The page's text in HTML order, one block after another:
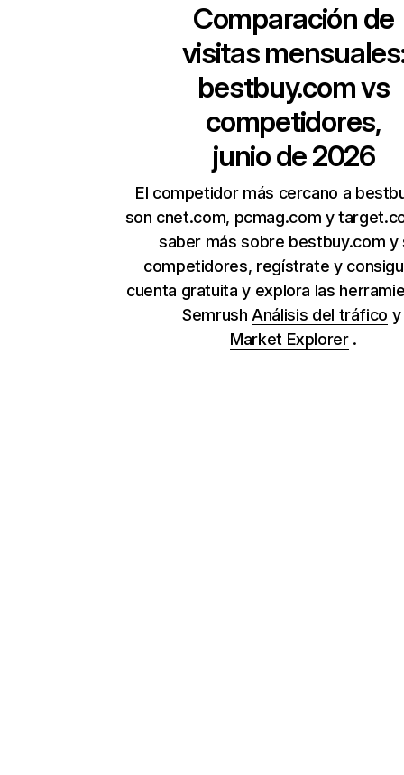
Comparación de
visitas
bestbuy.comvs
competidores,
junio de 2026
El competidor más cercano a
son cnet.com, pcmag.com y
saber más sobre bestbuy.com y
competidores, regístrate y
cuenta gratuita y explora las
Semrush Análisis del tráfico y
Market Explorer.